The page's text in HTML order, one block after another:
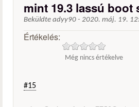
mint 19.3 lassú boot
Beküldte adyy90 - 2020. máj. 19.
Értékelés:
Még nincs értékelve
#15